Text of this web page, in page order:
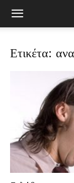
Ετικέτα: